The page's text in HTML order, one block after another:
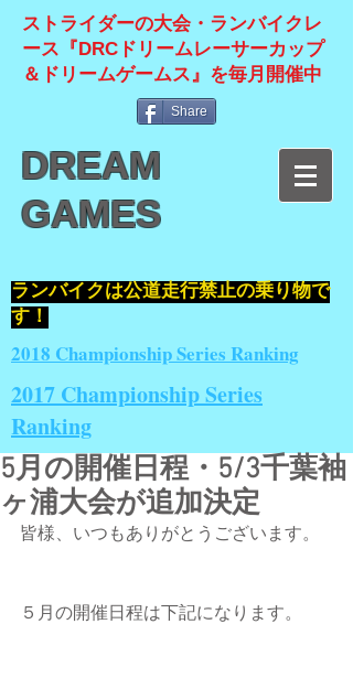
ストライダーの大会・ランバイクレ
ース『DRCドリームレーサーカップ
＆ドリームゲームス』を毎月開催中
Share
DREAM
GAMES
​ランバイクは公道走行禁止の乗り物で
す！
2018 Championship Series Ranking
2017 Championship Series
Ranking
5月の開催日程・5/3千葉袖
ヶ浦大会が追加決定
皆様、いつもありがとうございます。
５月の開催日程は下記になります。